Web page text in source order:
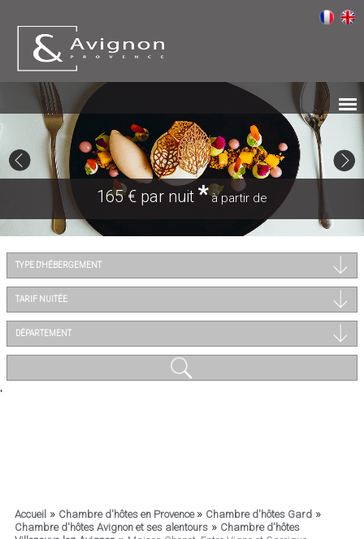
TYPE D'HÉBERGEMENT
TARIF NUITÉE
DÉPARTEMENT
165 € par nuit *à partir de
'
Accueil» Chambre d'hôtes en Provence » Chambre d'hôtes Gard»
Chambre d'hôtes Avignon et ses alentours» Chambre d'hôtes